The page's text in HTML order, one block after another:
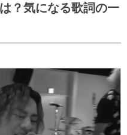
？気になる歌詞の一